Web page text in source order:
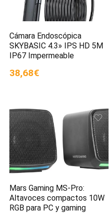
Cámara Endoscópica
SKYBASIC 4.3» IPS HD 5M
IP67 Impermeable
38,68€
Mars Gaming MS-Pro:
Altavoces compactos 10W
RGB para PC y gaming